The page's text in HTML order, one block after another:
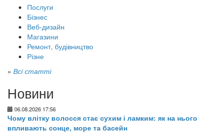
Послуги
Бізнес
Веб-дизайн
Магазини
Ремонт, будівництво
Різне
» Всі статті
Новини
06.08.2026 17:56
Чому влітку волосся стає сухим і ламким: як на нього
впливають сонце, море та басейн